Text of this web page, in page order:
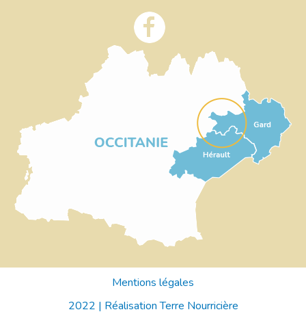
Mentions légales
2022 | Réalisation Terre Nourricière